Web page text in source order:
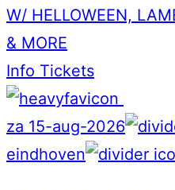
W/ HELLOWEEN,
& MORE
Info Tickets
za 15-aug-2026
eindhoven